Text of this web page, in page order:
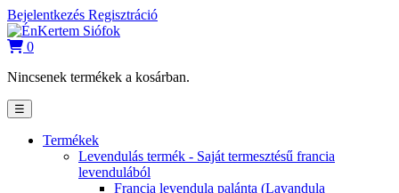
Bejelentkezés Regisztráció
0
Nincsenek termékek a kosárban.
☰
Termékek
Levendulás termék - Saját termesztésű francia
levendulából
Francia levendula palánta (Lavandula